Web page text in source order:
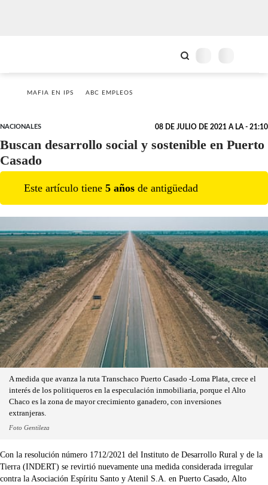
MAFIA EN IPS ABC EMPLEOS
NACIONALES 08 DE JULIO DE 2021 A LA - 21:10
Buscan desarrollo social y sostenible en Puerto
Casado
Este artículo tiene 5 años de antigüedad
A medida que avanza la ruta Transchaco Puerto Casado -Loma Plata, crece el
interés de los politiqueros en la especulación inmobiliaria, porque el Alto
Chaco es la zona de mayor crecimiento ganadero, con inversiones
extranjeras.
Foto Gentileza
Con la resolución número 1712/2021 del Instituto de Desarrollo Rural y de la
Tierra (INDERT) se revirtió nuevamente una medida considerada irregular
contra la Asociación Espíritu Santo y Atenil S.A. en Puerto Casado, Alto